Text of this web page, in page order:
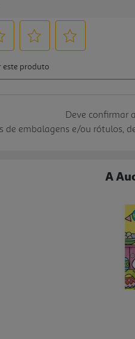
Deve confirmar
de embalagens e/ou rótulos,
A